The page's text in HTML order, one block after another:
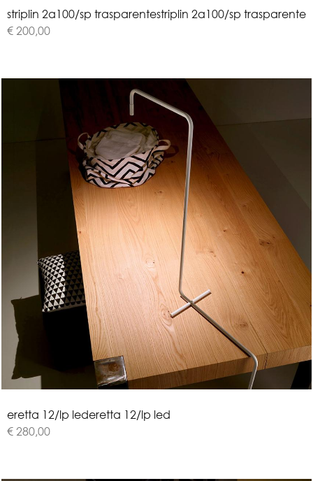
striplin 2a100/sp trasparentestriplin 2a100/sp trasparente
€ 200,00
eretta 12/lp lederetta 12/lp led
€ 280,00